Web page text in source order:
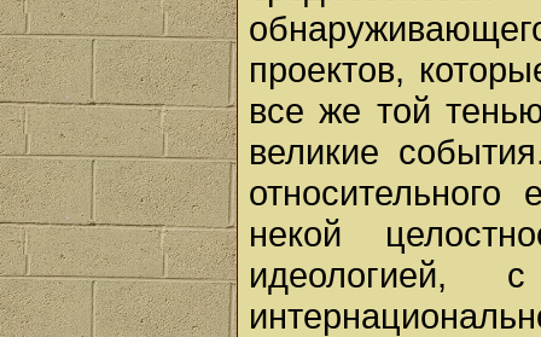
проектов,
все же той
великие
некой
идеологией,